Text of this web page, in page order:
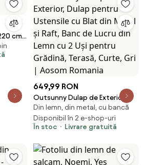
cm,
649,99 RON
Outsunny Dulap de Exterior,
Dulap pentru Ustensile cu Blat
din Metal și Raft, Banc de Lucru
din Lemn cu 2 Uși pentru
Aosom Romania
Din lemn, din metal, cu bancă
Disponibil în 2 e-shop-uri
În stoc
Livrare gratuită